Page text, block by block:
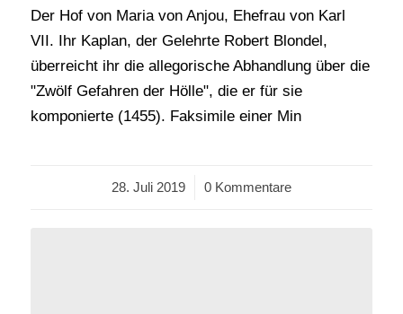
Der Hof von Maria von Anjou, Ehefrau von Karl
VII. Ihr Kaplan, der Gelehrte Robert Blondel,
überreicht ihr die allegorische Abhandlung über die
"Zwölf Gefahren der Hölle", die er für sie
komponierte (1455). Faksimile einer Min
28. Juli 2019
/ 0 Kommentare